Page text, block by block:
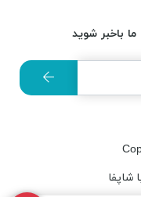
باخبر شوید
شاپفا